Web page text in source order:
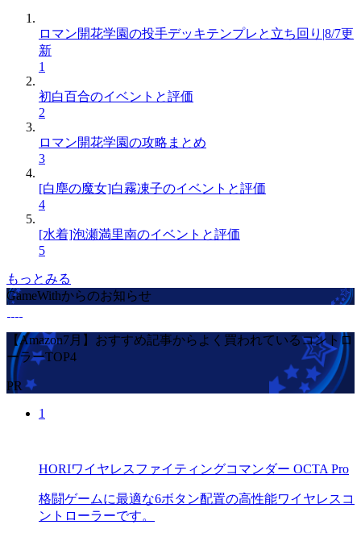
ロマン開花学園の投手デッキテンプレと立ち回り|8/7更
新
1
初白百合のイベントと評価
2
ロマン開花学園の攻略まとめ
3
[白塵の魔女]白霧凍子のイベントと評価
4
[水着]泡瀬満里南のイベントと評価
5
もっとみる
GameWithからのお知らせ
【Amazon7月】おすすめ記事からよく買われているコントロ
ーラーTOP4
PR
1
HORIワイヤレスファイティングコマンダー OCTA Pro
格闘ゲームに最適な6ボタン配置の高性能ワイヤレスコ
ントローラーです。